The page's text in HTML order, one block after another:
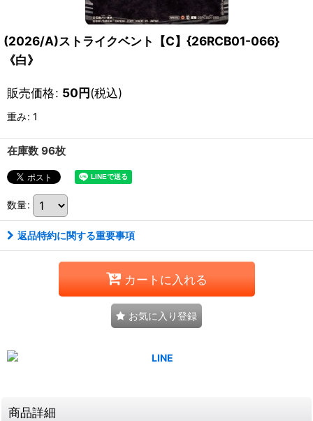
(2026/A)ストライクベント【C】{26RCB01-066}
《白》
販売価格: 50円(税込)
重み: 1
在庫数 96枚
数量:
返品特約に関する重要事項
カートに入れる
お気に入り登録
商品詳細